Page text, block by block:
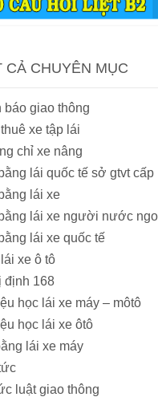
CẢ CHUYÊN MỤC
báo giao thông
xe tập lái
chỉ xe nâng
lái quốc tế sở gtvt cấp
lái xe
lái xe người nước
lái xe quốc tế
xe ô tô
định 168
học lái xe máy – môtô
học lái xe ôtô
lái xe máy
luật giao thông